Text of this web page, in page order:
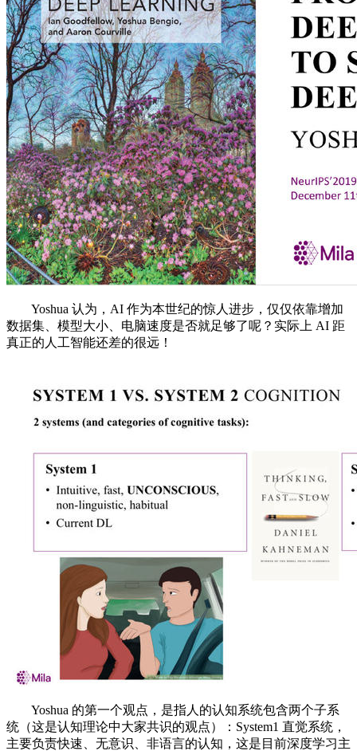
Yoshua 认为，AI 作为本世纪的惊人进步，仅仅依靠增加
数据集、模型大小、电脑速度是否就足够了呢？实际上 AI 距
真正的人工智能还差的很远！
Yoshua 的第一个观点，是指人的认知系统包含两个子系
统（这是认知理论中大家共识的观点）：System1 直觉系统，
主要负责快速、无意识、非语言的认知，这是目前深度学习主